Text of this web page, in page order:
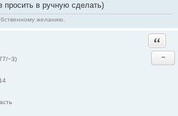
просить в ручную сделать)
желанию.
−3)
−